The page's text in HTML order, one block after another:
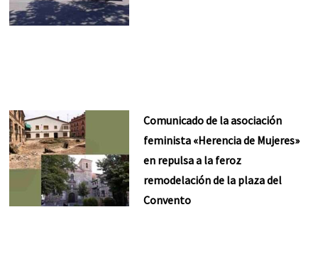
Comunicado de la asociación
feminista «Herencia de Mujeres»
en repulsa a la feroz
remodelación de la plaza del
Convento